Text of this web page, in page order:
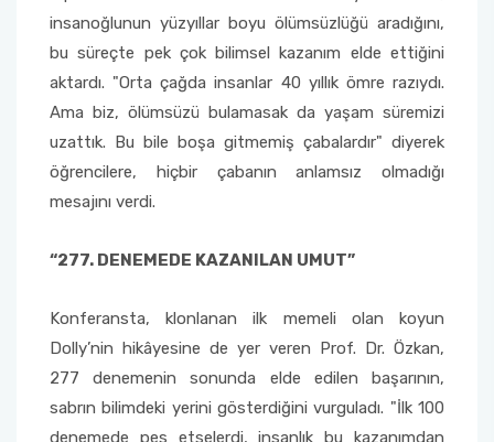
insanoğlunun yüzyıllar boyu ölümsüzlüğü aradığını,
bu süreçte pek çok bilimsel kazanım elde ettiğini
aktardı. "Orta çağda insanlar 40 yıllık ömre razıydı.
Ama biz, ölümsüzü bulamasak da yaşam süremizi
uzattık. Bu bile boşa gitmemiş çabalardır" diyerek
öğrencilere, hiçbir çabanın anlamsız olmadığı
mesajını verdi.
“277. DENEMEDE KAZANILAN UMUT”
Konferansta, klonlanan ilk memeli olan koyun
Dolly’nin hikâyesine de yer veren Prof. Dr. Özkan,
277 denemenin sonunda elde edilen başarının,
sabrın bilimdeki yerini gösterdiğini vurguladı. "İlk 100
denemede pes etselerdi, insanlık bu kazanımdan
Turizm Fakültesi
Ziraat Fakültesi